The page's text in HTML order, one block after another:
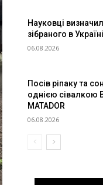
Науковці
зібраного в
06.08.2026
Посів ріпаку та
однією сівалкою
MATADOR
06.08.2026